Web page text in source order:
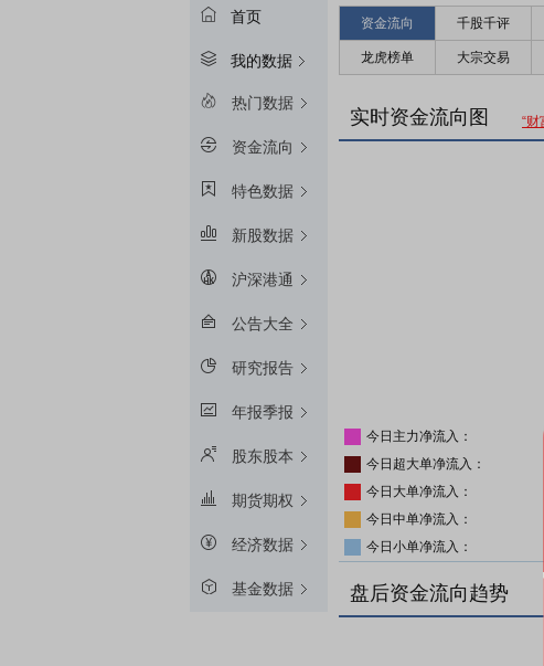
首页
我的数据
热门数据
资金流向
特色数据
新股数据
沪深港通
公告大全
研究报告
年报季报
股东股本
期货期权
经济数据
基金数据
资金流向 千股千评
龙虎榜单 大宗交易
实时资金流向图 “财
今日主力净流入：
今日超大单净流入：
今日大单净流入：
今日中单净流入：
今日小单净流入：
盘后资金流向趋势